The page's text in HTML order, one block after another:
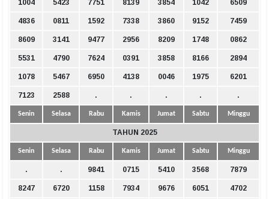
1004 5423 7751 8139 3854 1042 6509
4836 0811 1592 7338 3860 9152 7459
8609 3141 9477 2956 8209 1748 0862
5531 4790 7624 0391 3858 8166 2894
1078 5467 6950 4138 0046 1975 6201
7123 2588 . . . . .
Senin Selasa Rabu Kamis Jumat Sabtu Minggu
TAHUN 2025
Senin Selasa Rabu Kamis Jumat Sabtu Minggu
. . 9841 0715 5410 3568 7879
8247 6720 1158 7934 9676 6051 4702